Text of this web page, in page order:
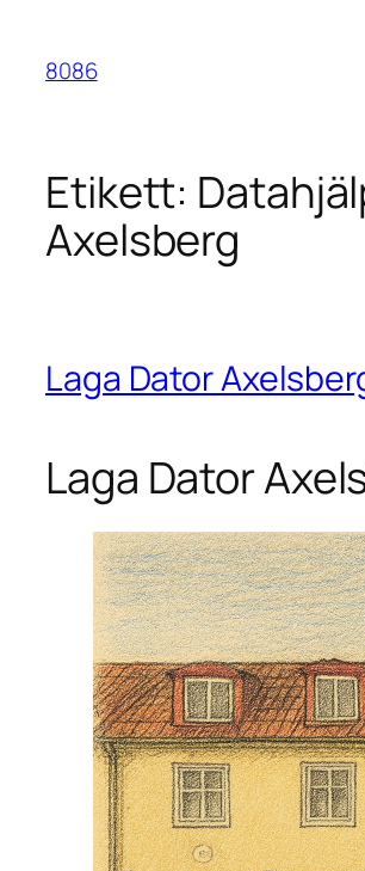
innehåll
8086
Etikett:
Axelsberg
Laga Dator
Laga Dator